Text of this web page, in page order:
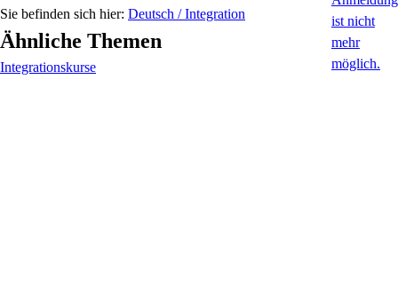
Deutsch / Integration
Ähnliche Themen
Integrationskurse